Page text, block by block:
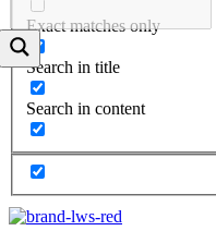
Exact matches only
Search in title
Search in content